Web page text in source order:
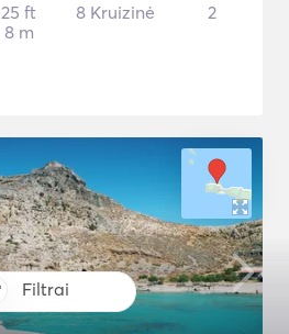
Filtrai
25 ft
8 m
8 Kruizinė 2